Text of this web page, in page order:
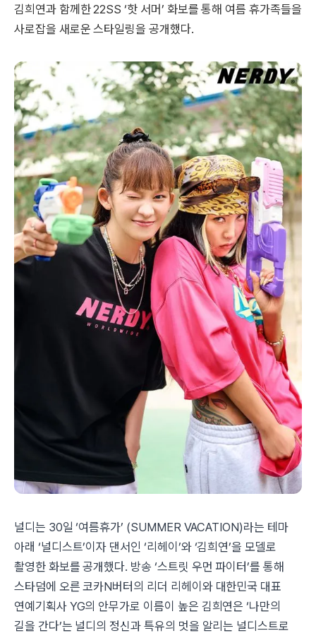
김희연과 함께한 22SS ‘핫 서머’ 화보를 통해 여름 휴가족들을
사로잡을 새로운 스타일링을 공개했다.
널디는 30일 ‘여름휴가’ (SUMMER VACATION)라는 테마
아래 ‘널디스트’이자 댄서인 ‘리헤이’와 ‘김희연’을 모델로
촬영한 화보를 공개했다. 방송 ‘스트릿 우먼 파이터’를 통해
스타덤에 오른 코카N버터의 리더 리헤이와 대한민국 대표
연예기획사 YG의 안무가로 이름이 높은 김희연은 ‘나만의
길을 간다’는 널디의 정신과 특유의 멋을 알리는 널디스트로